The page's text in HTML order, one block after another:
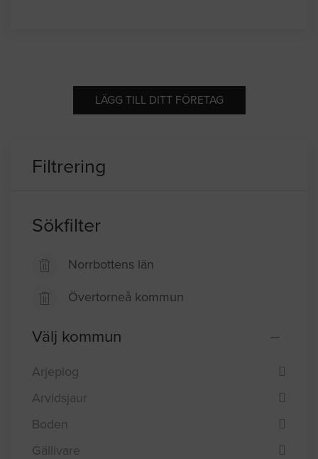
LÄGG TILL DITT FÖRETAG
Filtrering
Sökfilter
Norrbottens län
Övertorneå kommun
Välj kommun
Arjeplog
Arvidsjaur
Boden
Gällivare